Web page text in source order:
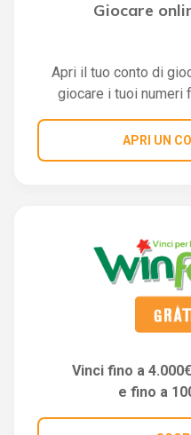
Giocare
Apri il tuo conto di
giocare i tuoi numeri
APRI UN
Vinci fino a
e fino a